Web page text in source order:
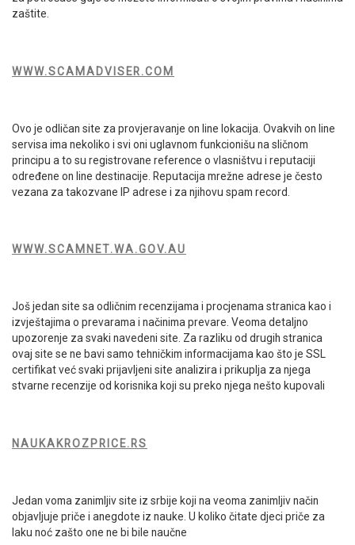
zaštite.
WWW.SCAMADVISER.COM
Ovo je odličan site za provjeravanje on line lokacija. Ovakvih on line
servisa ima nekoliko i svi oni uglavnom funkcionišu na sličnom
principu a to su registrovane reference o vlasništvu i reputaciji
određene on line destinacije. Reputacija mrežne adrese je često
vezana za takozvane IP adrese i za njihovu spam record.
WWW.SCAMNET.WA.GOV.AU
Još jedan site sa odličnim recenzijama i procjenama stranica kao i
izvještajima o prevarama i načinima prevare. Veoma detaljno
upozorenje za svaki navedeni site. Za razliku od drugih stranica
ovaj site se ne bavi samo tehničkim informacijama kao što je SSL
certifikat već svaki prijavljeni site analizira i prikuplja za njega
stvarne recenzije od korisnika koji su preko njega nešto kupovali
NAUKAKROZPRICE.RS
Jedan voma zanimljiv site iz srbije koji na veoma zanimljiv način
objavljuje priče i anegdote iz nauke. U koliko čitate djeci priče za
laku noć zašto one ne bi bile naučne